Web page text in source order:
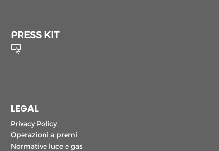
PRESS KIT

LEGAL
Privacy Policy
Operazioni a premi
Normative luce e gas